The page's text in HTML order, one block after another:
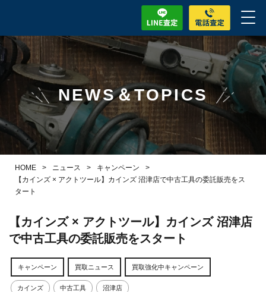
NEWS＆TOPICS
HOME > ニュース > キャンペーン
>
【カインズ × アクトツール】カインズ 沼津店で中古工具の委託販売をス
タート
【カインズ × アクトツール】カインズ 沼津店
で中古工具の委託販売をスタート
キャンペーン 買取ニュース 買取強化中キャンペーン
カインズ 中古工具 沼津店